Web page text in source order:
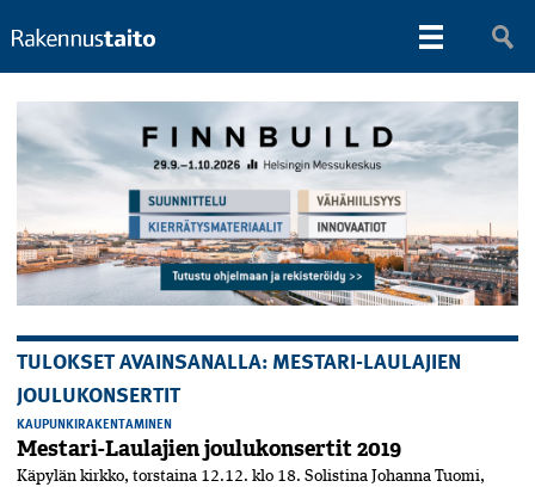
TULOKSET AVAINSANALLA: MESTARI-LAULAJIEN
JOULUKONSERTIT
KAUPUNKIRAKENTAMINEN
Mestari-Laulajien joulukonsertit 2019
Käpylän kirkko, torstaina 12.12. klo 18. Solistina Johanna Tuomi,